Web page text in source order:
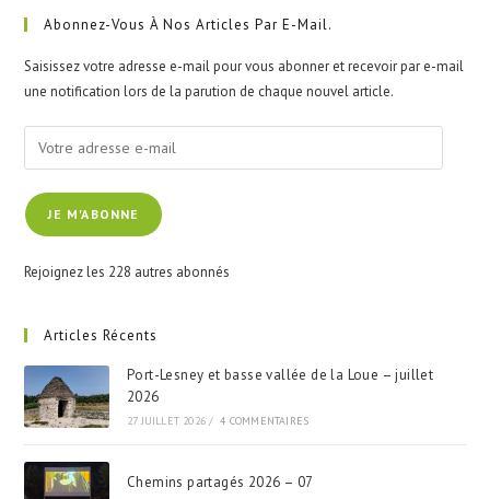
Abonnez-Vous À Nos Articles Par E-Mail.
Saisissez votre adresse e-mail pour vous abonner et recevoir par e-mail
une notification lors de la parution de chaque nouvel article.
Votre
adresse
e-
mailJE M'ABONNE
Rejoignez les 228 autres abonnés
Articles Récents
Port-Lesney et basse vallée de la Loue – juillet
2026
27 JUILLET 2026 / 4 COMMENTAIRES
Chemins partagés 2026 – 07